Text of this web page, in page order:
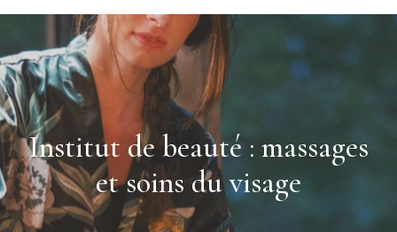
Institut de beauté : massages
et soins du visage